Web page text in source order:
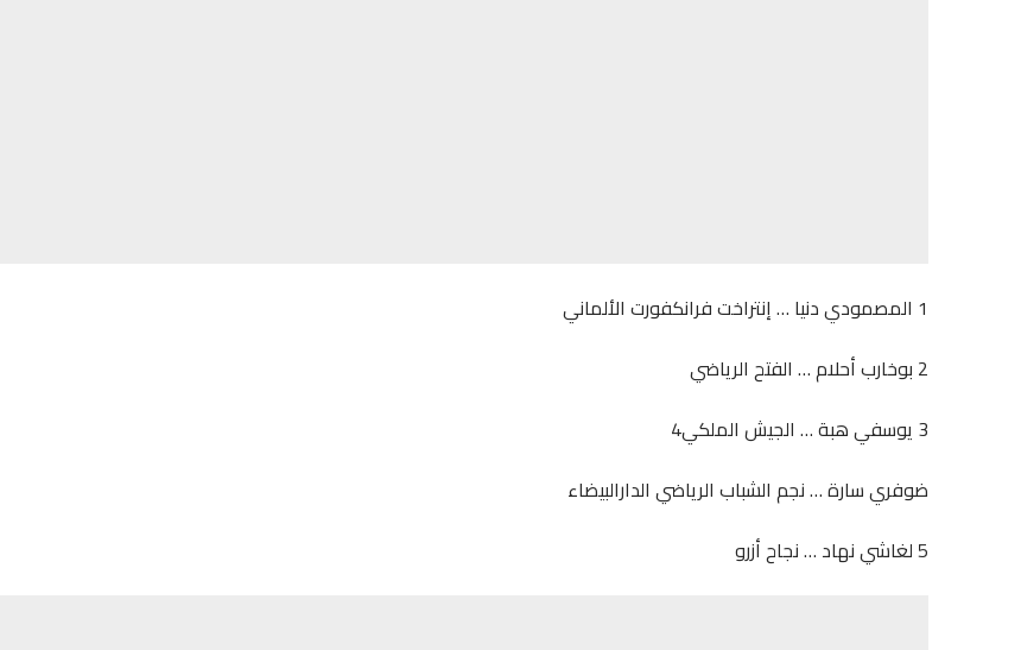
1 المصمودي دنيا … إنتراخت فرانكفورت الألماني
2 بوخارب أحلام … الفتح الرياضي
3 يوسفي هبة … الجيش الملكي4
ضوفري سارة … نجم الشباب الرياضي الدارالبيضاء
5 لغاشي نهاد … نجاح أزرو